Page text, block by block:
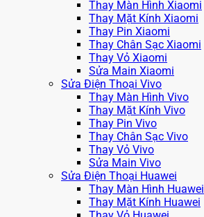
Thay Màn Hình Xiaomi
Thay Mặt Kính Xiaomi
Thay Pin Xiaomi
Thay Chân Sạc Xiaomi
Thay Vỏ Xiaomi
Sửa Main Xiaomi
Sửa Điện Thoại Vivo
Thay Màn Hình Vivo
Thay Mặt Kính Vivo
Thay Pin Vivo
Thay Chân Sạc Vivo
Thay Vỏ Vivo
Sửa Main Vivo
Sửa Điện Thoại Huawei
Thay Màn Hình Huawei
Thay Mặt Kính Huawei